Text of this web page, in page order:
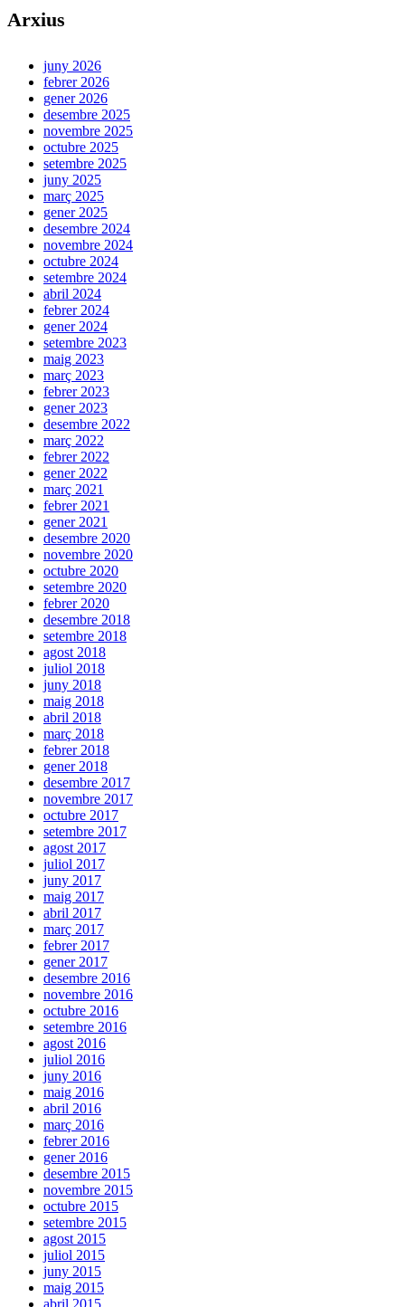
Arxius
juny 2026
febrer 2026
gener 2026
desembre 2025
novembre 2025
octubre 2025
setembre 2025
juny 2025
març 2025
gener 2025
desembre 2024
novembre 2024
octubre 2024
setembre 2024
abril 2024
febrer 2024
gener 2024
setembre 2023
maig 2023
març 2023
febrer 2023
gener 2023
desembre 2022
març 2022
febrer 2022
gener 2022
març 2021
febrer 2021
gener 2021
desembre 2020
novembre 2020
octubre 2020
setembre 2020
febrer 2020
desembre 2018
setembre 2018
agost 2018
juliol 2018
juny 2018
maig 2018
abril 2018
març 2018
febrer 2018
gener 2018
desembre 2017
novembre 2017
octubre 2017
setembre 2017
agost 2017
juliol 2017
juny 2017
maig 2017
abril 2017
març 2017
febrer 2017
gener 2017
desembre 2016
novembre 2016
octubre 2016
setembre 2016
agost 2016
juliol 2016
juny 2016
maig 2016
abril 2016
març 2016
febrer 2016
gener 2016
desembre 2015
novembre 2015
octubre 2015
setembre 2015
agost 2015
juliol 2015
juny 2015
maig 2015